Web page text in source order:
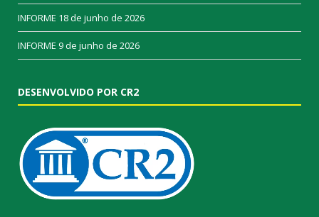
INFORME 18 de junho de 2026
INFORME 9 de junho de 2026
DESENVOLVIDO POR CR2